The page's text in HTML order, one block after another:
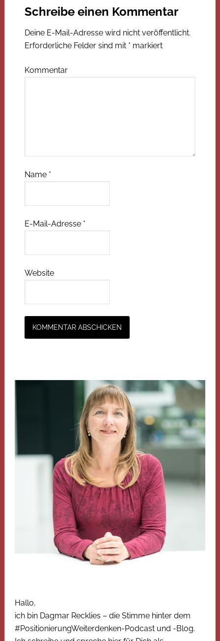
Schreibe einen Kommentar
Deine E-Mail-Adresse wird nicht veröffentlicht.
Erforderliche Felder sind mit * markiert
Kommentar
Name *
E-Mail-Adresse *
Website
Hallo,
ich bin Dagmar Recklies – die Stimme hinter dem
#PositionierungWeiterdenken-Podcast und -Blog.